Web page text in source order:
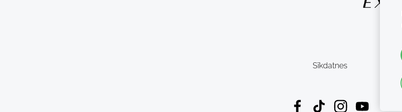
Sīkdatnes